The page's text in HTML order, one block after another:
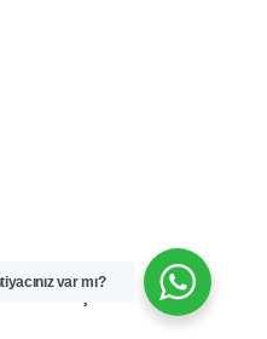
İade Koşulları
var mı?